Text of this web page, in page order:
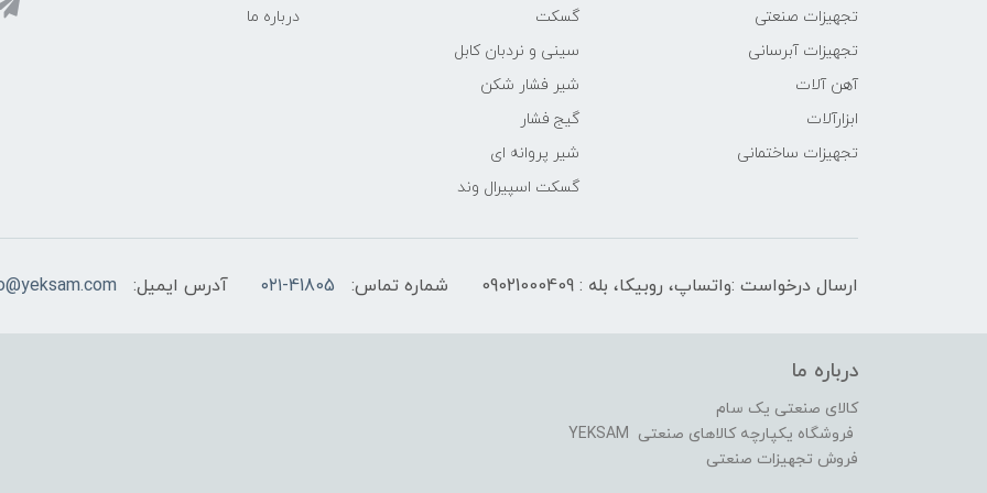
تجهیزات صنعتی
تجهیزات آبرسانی
آهن آلات
ابزارآلات
تجهیزات ساختمانی
گسکت
سینی و نردبان کابل
شیر فشار شکن
گیج فشار
شیر پروانه ای
گسکت اسپیرال وند
درباره ما
ارسال درخواست :واتساپ، روبیکا، بله : 09021000409 شماره تماس: ۰۲۱-41805 آدرس ایمیل:
درباره ما
کالای صنعتی یک سام
فروشگاه یکپارچه کالاهای صنعتی YEKSAM
فروش تجهیزات صنعتی